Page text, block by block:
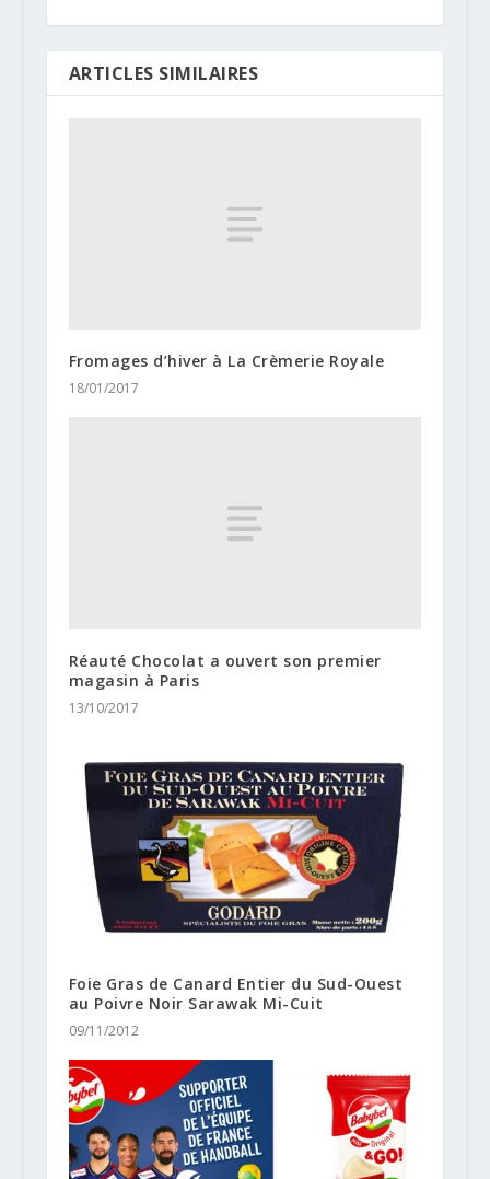
ARTICLES SIMILAIRES
Fromages d’hiver à La Crèmerie Royale
18/01/2017
Réauté Chocolat a ouvert son premier
magasin à Paris
13/10/2017
Foie Gras de Canard Entier du Sud-Ouest
au Poivre Noir Sarawak Mi-Cuit
09/11/2012